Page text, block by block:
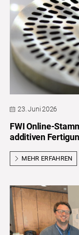
23. Juni 2026
FWI Online-
additiven
MEHR ERFAHREN